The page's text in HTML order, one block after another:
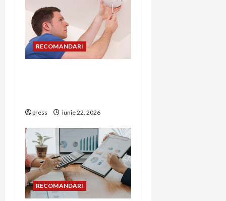
RECOMANDARI
press iunie 22, 2026
RECOMANDARI